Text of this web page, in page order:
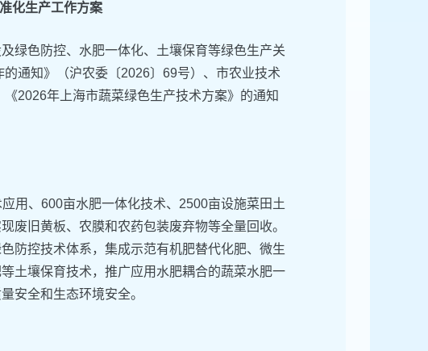
化生产工作方案
绿色防控、水肥一体化、土壤保育等绿色生产关
通知》（沪农委〔2026〕69号）、市农业技术
2026年上海市蔬菜绿色生产技术方案》的通知
用、600亩水肥一体化技术、2500亩设施菜田土
废旧黄板、农膜和农药包装废弃物等全量回收。
防控技术体系，集成示范有机肥替代化肥、微生
土壤保育技术，推广应用水肥耦合的蔬菜水肥一
安全和生态环境安全。